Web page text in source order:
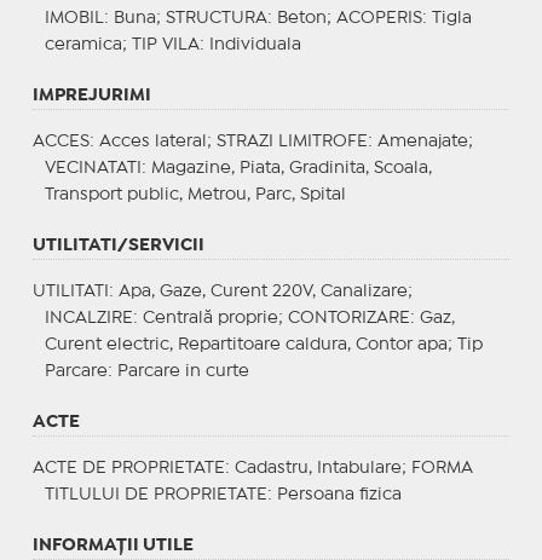
IMOBIL : Buna; STRUCTURA: Beton; ACOPERIS: Tigla
ceramica;
TIP VILA: Individuala
IMPREJURIMI
ACCES: Acces lateral; STRAZI LIMITROFE : Amenajate;
VECINATATI : Magazine, Piata, Gradinita, Scoala,
Transport public, Metrou, Parc, Spital
UTILITATI/SERVICII
UTILITATI : Apa, Gaze, Curent 220V, Canalizare;
INCALZIRE : Centrală proprie; CONTORIZARE : Gaz,
Curent electric, Repartitoare caldura, Contor apa;
Tip
Parcare: Parcare in curte
ACTE
ACTE DE PROPRIETATE : Cadastru, Intabulare; FORMA
TITLULUI DE PROPRIETATE : Persoana fizica
INFORMAŢII UTILE